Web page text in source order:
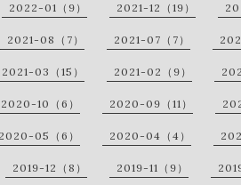
2022-01（9） 2021-12（19）
2021-08（7） 2021-07（7）
2021-03（15） 2021-02（9）
2020-10（6） 2020-09（11）
2020-05（6） 2020-04（4）
2019-12（8） 2019-11（9）